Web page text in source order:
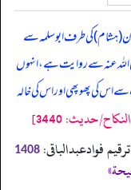
(ہشام) کی طرف ابوسلمہ سے
اللہ عنہ سے روایت ہے، انہوں
اس کی پھوپھی اور اس کی خالہ
حدیث: 3440]
ترقیم فوادعبدالباقی: 1408